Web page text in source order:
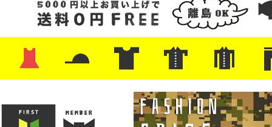
・レザーシューズ/スニーカー
・プリントTシャツ
・バンド/ツアー
・キャラクター
・Nike/adidas/スポーツ
・チャンピオン
・サーフ/スケート
・ボーダー/総柄/無地
・フットボール/リンガー
・タンクトップ/NBA・ポロシャツ
・半袖シャツ
・アロハ/サーフ/ボーリング
・ラルフ/ブランド
・無地/チェック/ストラ
・ワーク/ミリタリー/ウ
ン
・ネル/ウール ・ショ
・アウ
・ジー
・
・ミリ
・コー
・コッ
・オー
・ジャ
ン